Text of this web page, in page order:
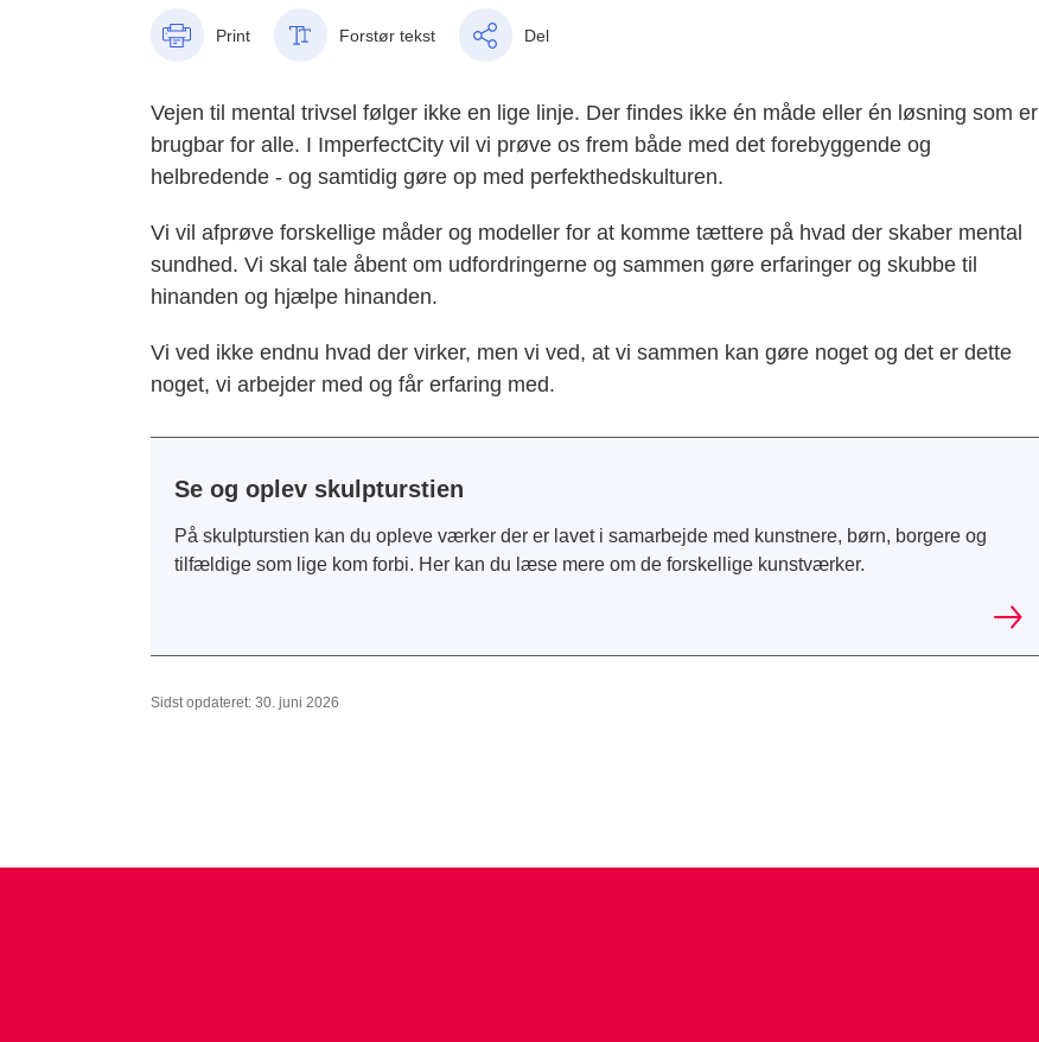
Print Forstør tekst Del
Vejen til mental trivsel følger ikke en lige linje. Der findes ikke én måde eller én løsning som er
brugbar for alle. I ImperfectCity vil vi prøve os frem både med det forebyggende og
helbredende - og samtidig gøre op med perfekthedskulturen.
Vi vil afprøve forskellige måder og modeller for at komme tættere på hvad der skaber mental
sundhed. Vi skal tale åbent om udfordringerne og sammen gøre erfaringer og skubbe til
hinanden og hjælpe hinanden.
Vi ved ikke endnu hvad der virker, men vi ved, at vi sammen kan gøre noget og det er dette
noget, vi arbejder med og får erfaring med.
Se og oplev skulpturstien
På skulpturstien kan du opleve værker der er lavet i samarbejde med kunstnere, børn, borgere og
tilfældige som lige kom forbi. Her kan du læse mere om de forskellige kunstværker.
Sidst opdateret: 30. juni 2026